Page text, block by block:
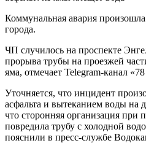
Коммунальная авария
города.
ЧП случилось на проспекте
прорыва трубы на проезжей
яма, отмечает Telegram-канал
Уточняется, что инцидент
асфальта и вытеканием воды на
что сторонняя организация при
повредила трубу с холодной
пояснили в пресс-службе